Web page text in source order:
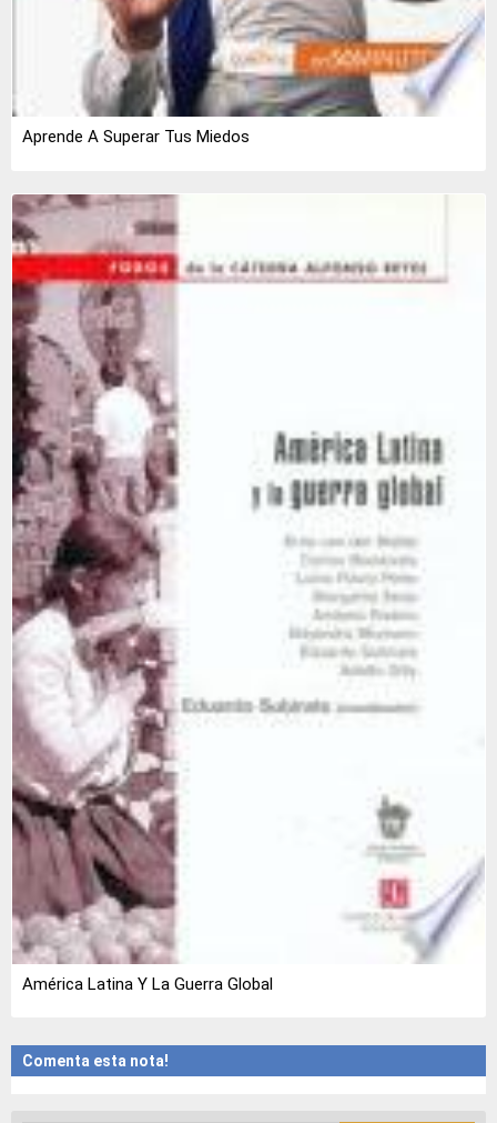
Aprende A Superar Tus Miedos
América Latina Y La Guerra Global
Comenta esta nota!